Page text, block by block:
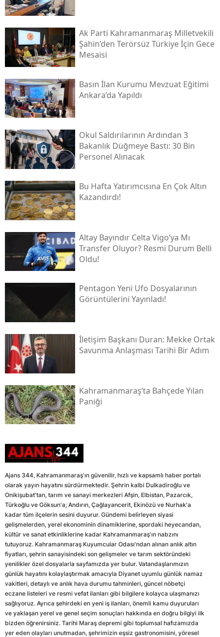
Ak Parti Kahramanmaraş Milletvekili
Şahin’den Terörsüz Türkiye İçin Gece
Mesaisi
Basın İlan Kurumu Mevzuat Eğitimi
Ankara’da Yapıldı
Okul Saldırılarının Ardından 3
Bakanlık Düğmeye Bastı: 30 Bin
Personel Alınacak
Bu Hafta Yatırımcısına En Çok Altın
Kazandırdı!
Altay Bayındır Celta Vigo’ya Mı
Transfer Oluyor? Resmi Durum Belli
Oldu!
Pentagon Yeni Ufo Dosyalarının
Görüntülerini Yayınladı!
İletişim Başkanı Duran: Mekke Ortak
Savunma Anlaşması Tarihi Bir Adım
Kahramanmaraş’ta Bahçede Yılan
Paniği
Ajans 344, Kahramanmaraş'ın güvenilir, hızlı ve kapsamlı haber portalı
olarak yayın hayatını sürdürmektedir. Şehrin kalbi Dulkadiroğlu ve
Onikişubat'tan, tarım ve sanayi merkezleri Afşin, Elbistan, Pazarcık,
Türkoğlu ve Göksun'a; Andırın, Çağlayancerit, Ekinözü ve Nurhak'a
kadar tüm ilçelerin sesini duyurur. Gündemi belirleyen siyasi
gelişmelerden, yerel ekonominin dinamiklerine, spordaki heyecandan,
kültür ve sanat etkinliklerine kadar Kahramanmaraş'ın nabzını
tutuyoruz. Kahramanmaraş Kuyumcular Odası'ndan alınan anlık altın
fiyatları, şehrin sanayisindeki son gelişmeler ve tarım sektöründeki
yenilikler özel dosyalarla sayfamızda yer bulur. Vatandaşlarımızın
günlük hayatını kolaylaştırmak amacıyla Diyanet uyumlu günlük namaz
vakitleri, detaylı ve anlık hava durumu tahminleri, güncel nöbetçi
eczane listeleri ve resmi vefat ilanları gibi bilgilere kolayca ulaşmanızı
sağlıyoruz. Ayrıca şehirdeki en yeni iş ilanları, önemli kamu duyuruları
ve yaklaşan yerel ve genel seçim sonuçları hakkında en doğru bilgiyi ilk
bizden öğrenirsiniz. Tarihi Maraş depremi gibi toplumsal hafızamızda
yer eden olayları unutmadan, şehrimizin eşsiz gastronomisini, yöresel